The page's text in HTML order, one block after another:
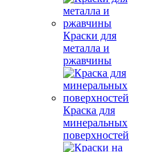
Краски для
металла и
ржавчины
Краска для
минеральных
поверхностей